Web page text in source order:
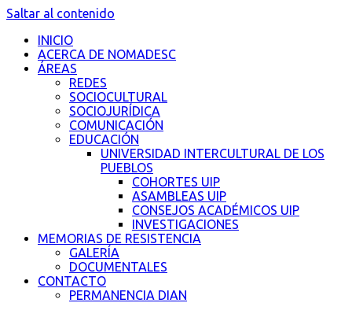
Saltar al contenido
INICIO
ACERCA DE NOMADESC
ÁREAS
REDES
SOCIOCULTURAL
SOCIOJURÍDICA
COMUNICACIÓN
EDUCACIÓN
UNIVERSIDAD INTERCULTURAL DE LOS
PUEBLOS
COHORTES UIP
ASAMBLEAS UIP
CONSEJOS ACADÉMICOS UIP
INVESTIGACIONES
MEMORIAS DE RESISTENCIA
GALERÍA
DOCUMENTALES
CONTACTO
PERMANENCIA DIAN